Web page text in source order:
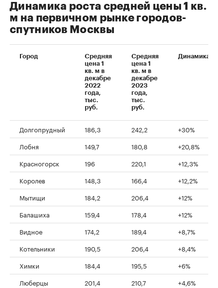
Динамика роста средней цены 1 кв.
м на первичном рынке городов-
спутников Москвы
Город
Средняя
цена 1
кв. м в
декабре
2022
года,
тыс.
руб.
Средняя
цена 1
кв. м в
декабре
2023
года,
тыс.
руб.
Динамика
Долгопрудный 186,3 242,2
+30%
Лобня
149,7 180,8
+20,8%
Красногорск
196 220,1
+12,3%
Королев
148,3 166,4
+12,2%
Мытищи
184,2 206,4
+12%
Балашиха
159,4 178,4
+12%
Видное
174,2 189,4
+8,7%
Котельники
190,5 206,4
+8,4%
Химки
184,4 195,5
+6%
Люберцы
201,4 210,7
+4,6%